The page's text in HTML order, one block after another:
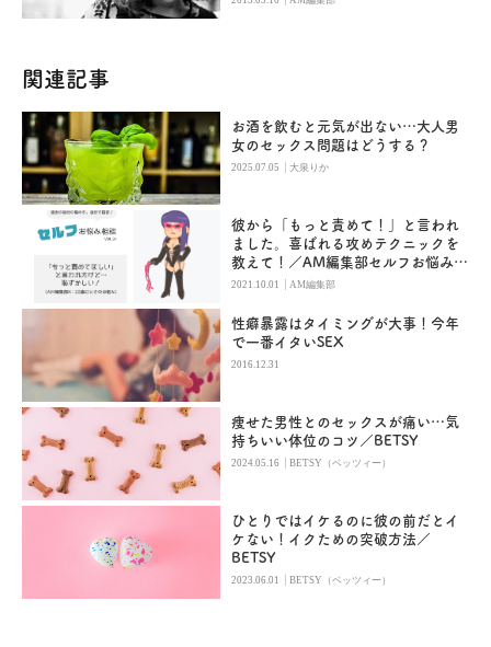
関連記事
お酒を飲むと元気が出ない…大人男
女のセックス問題はどうする？
2025.07.05 |大泉りか
彼から「もっと責めて！」と言われ
ました。喜ばれる攻めテクニックを
教えて！／AM編集部セルフお悩み相
談
2021.10.01 |AM編集部
性癖暴露はタイミングが大事！今年
で一番イタいSEX
2016.12.31
痩せた男性とのセックスが痛い…気
持ちいい体位のコツ／BETSY
2024.05.16 |BETSY（ベッツィー）
ひとりではイケるのに彼の前だとイ
ケない！イクための突破方法／
BETSY
2023.06.01 |BETSY（ベッツィー）